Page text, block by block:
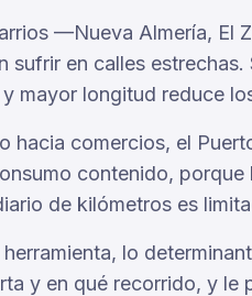
—Nueva Almería,
sufrir en calles
mayor longitud reduce
hacia comercios, el
contenido,
de kilómetros es
lo
y en qué recorrido, y le